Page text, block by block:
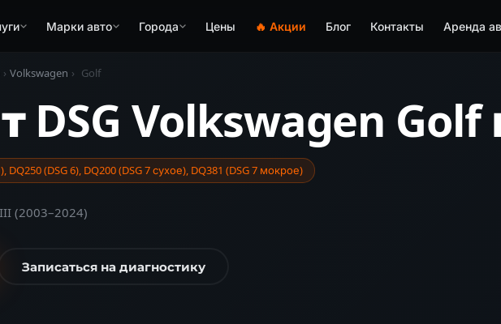
Марки авто Города Цены 🔥 Акции Блог Контакты Аренда
› Volkswagen › Golf
DSG Volkswagen
DQ250 (DSG 6), DQ200 (DSG 7 сухое), DQ381 (DSG 7 мокрое)
(2003–2024)
Записаться на диагностику